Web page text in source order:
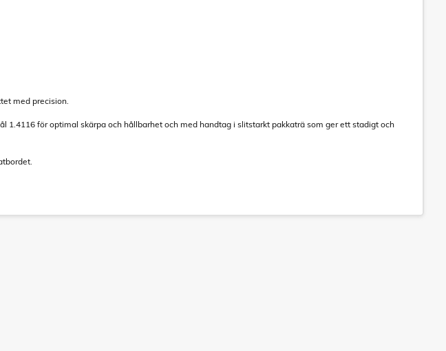
med precision.
1.4116 för optimal skärpa och hållbarhet och med handtag i slitstarkt pakkaträ som ger ett stadigt och